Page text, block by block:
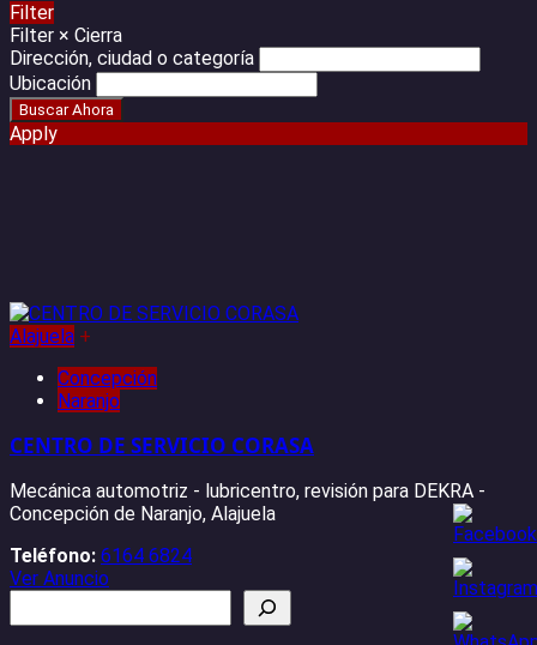
Filter
Filter × Cierra
Dirección, ciudad o categoría
Ubicación
Apply
Alajuela +
Concepción
Naranjo
CENTRO DE SERVICIO CORASA
Mecánica automotriz - lubricentro, revisión para DEKRA -
Concepción de Naranjo, Alajuela
Teléfono: 6164 6824
Ver Anuncio